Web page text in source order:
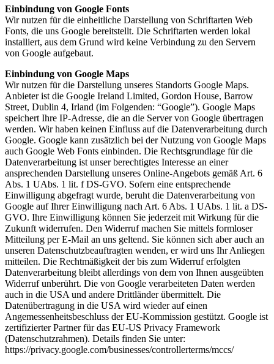
Einbindung von Google Fonts
Wir nutzen für die einheitliche Darstellung von Schriftarten Web
Fonts, die uns Google bereitstellt. Die Schriftarten werden lokal
installiert, aus dem Grund wird keine Verbindung zu den Servern
von Google aufgebaut.
Einbindung von Google Maps
Wir nutzen für die Darstellung unseres Standorts Google Maps.
Anbieter ist die Google Ireland Limited, Gordon House, Barrow
Street, Dublin 4, Irland (im Folgenden: “Google”). Google Maps
speichert Ihre IP-Adresse, die an die Server von Google übertragen
werden. Wir haben keinen Einfluss auf die Datenverarbeitung durch
Google. Google kann zusätzlich bei der Nutzung von Google Maps
auch Google Web Fonts einbinden. Die Rechtsgrundlage für die
Datenverarbeitung ist unser berechtigtes Interesse an einer
ansprechenden Darstellung unseres Online-Angebots gemäß Art. 6
Abs. 1 UAbs. 1 lit. f DS-GVO. Sofern eine entsprechende
Einwilligung abgefragt wurde, beruht die Datenverarbeitung von
Google auf Ihrer Einwilligung nach Art. 6 Abs. 1 UAbs. 1 lit. a DS-
GVO. Ihre Einwilligung können Sie jederzeit mit Wirkung für die
Zukunft widerrufen. Den Widerruf machen Sie mittels formloser
Mitteilung per E-Mail an uns geltend. Sie können sich aber auch an
unseren Datenschutzbeauftragten wenden, er wird uns Ihr Anliegen
mitteilen. Die Rechtmäßigkeit der bis zum Widerruf erfolgten
Datenverarbeitung bleibt allerdings von dem von Ihnen ausgeübten
Widerruf unberührt. Die von Google verarbeiteten Daten werden
auch in die USA und andere Drittländer übermittelt. Die
Datenübertragung in die USA wird wieder auf einen
Angemessenheitsbeschluss der EU-Kommission gestützt. Google ist
zertifizierter Partner für das EU-US Privacy Framework
(Datenschutzrahmen). Details finden Sie unter:
https://privacy.google.com/businesses/controllerterms/mccs/